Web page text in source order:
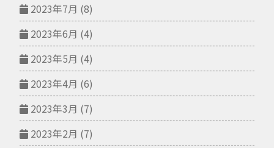
2023年7月 (8)
2023年6月 (4)
2023年5月 (4)
2023年4月 (6)
2023年3月 (7)
2023年2月 (7)